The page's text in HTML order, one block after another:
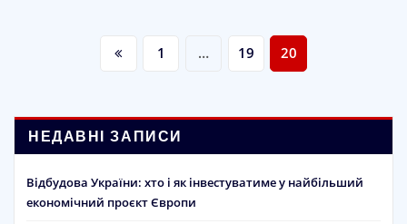
Пагінація
1 … 19 20
НЕДАВНІ ЗАПИСИ
Відбудова України: хто і як інвестуватиме у найбільший
економічний проєкт Європи